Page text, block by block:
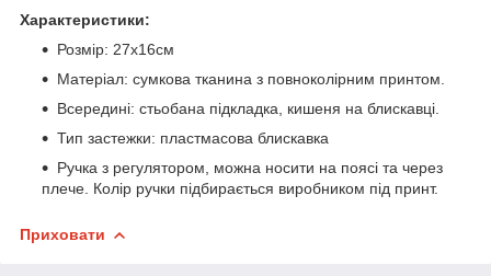
Характеристики:
Розмір: 27х16см
Матеріал: сумкова тканина з повноколірним принтом.
Всередині: стьобана підкладка, кишеня на блискавці.
Тип застежки: пластмасова блискавка
Ручка з регулятором, можна носити на поясі та через
плече. Колір ручки підбирається виробником під принт.
Приховати